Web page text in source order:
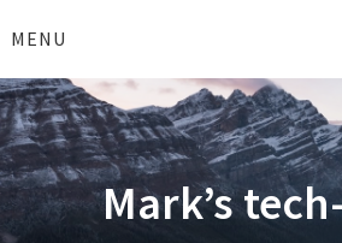
toMENU
Mark’s